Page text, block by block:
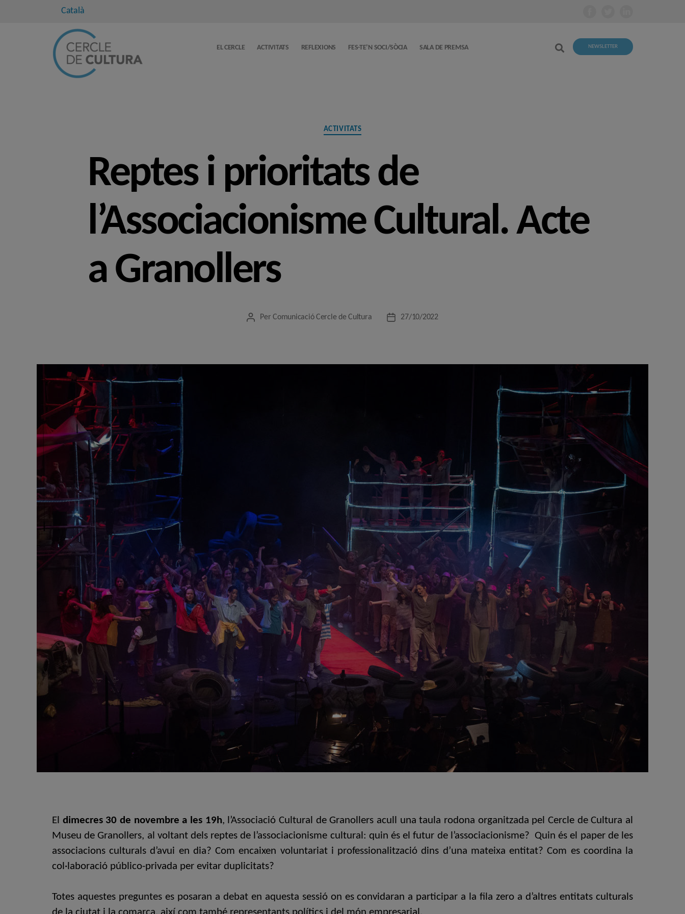
Català
EL CERCLE ACTIVITATS REFLEXIONS FES-TE’N SOCI/SÒCIA SALA DE PREMSA NEWSLETTER
Categories
ACTIVITATS
Reptes i prioritats de
l’Associacionisme Cultural. Acte
a Granollers
Autor
PerComunicació Cercle de Cultura
Data27/10/2022
El dimecres 30 de novembre a les 19h, l’Associació Cultural de Granollers acull una taula rodona organitzada pel Cercle de Cultura al
Museu de Granollers, al voltant dels reptes de l’associacionisme cultural: quin és el futur de l’associacionisme? Quin és el paper de les
associacions culturals d’avui en dia? Com encaixen voluntariat i professionalització dins d’una mateixa entitat? Com es coordina la
col·laboració público-privada per evitar duplicitats?
Totes aquestes preguntes es posaran a debat en aquesta sessió on es convidaran a participar a la fila zero a d’altres entitats culturals